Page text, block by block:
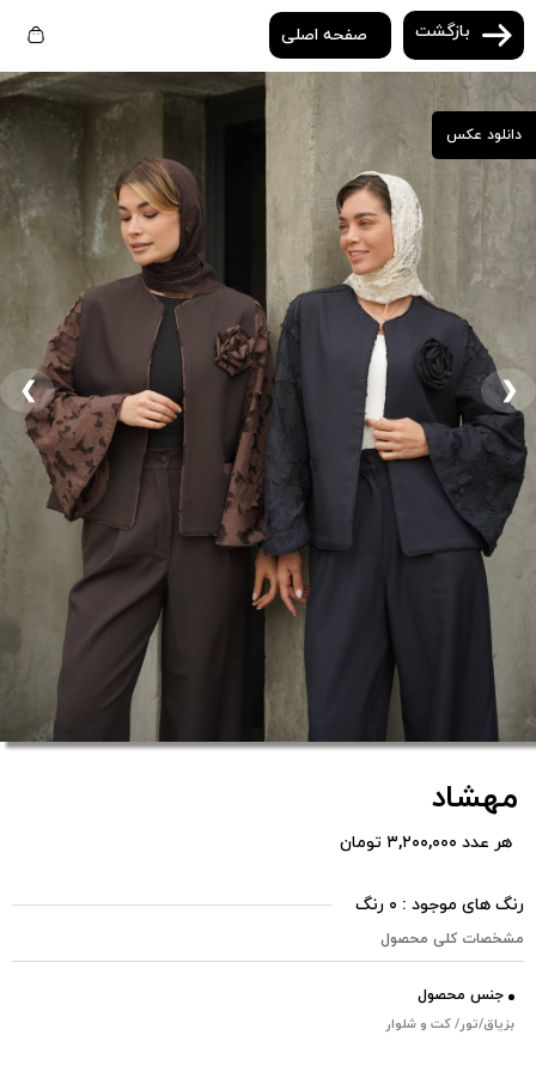
بازگشت صفحه اصلی
دانلود عکس
❮ ❯
مهشاد
هر عدد ۳,۲۰۰,۰۰۰ تومان
رنگ های موجود : ۰ رنگ
مشخصات کلی محصول
جنس محصول
بزیاق/تور/ کت و شلوار